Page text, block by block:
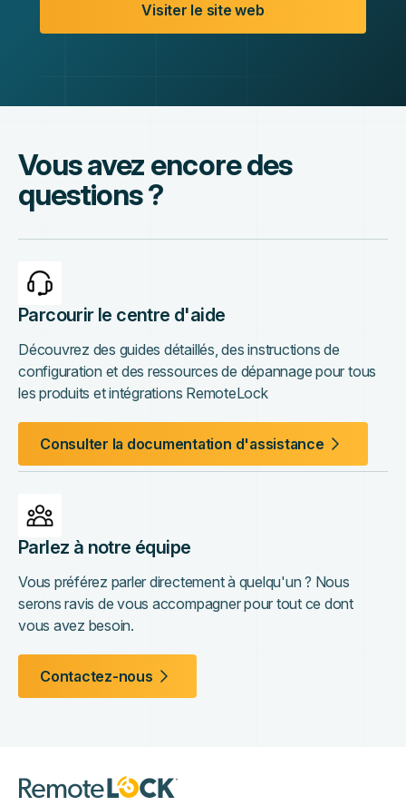
Visiter le site web
Vous avez encore des
questions ?
Parcourir le centre d'aide
Découvrez des guides détaillés, des instructions de
configuration et des ressources de dépannage pour tous
les produits et intégrations RemoteLock
Consulter la documentation d'assistance
Parlez à notre équipe
Vous préférez parler directement à quelqu'un ? Nous
serons ravis de vous accompagner pour tout ce dont
vous avez besoin.
Contactez-nous